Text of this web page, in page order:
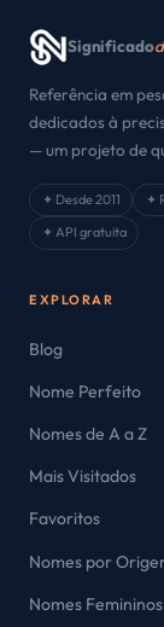
Significado
Referência em
dedicados à
— um projeto de
✦ Desde 2011 ✦
✦ API gratuita
EXPLORAR
Blog
Nome Perfeito
Nomes de A a Z
Mais Visitados
Favoritos
Nomes por
Nomes Femininos